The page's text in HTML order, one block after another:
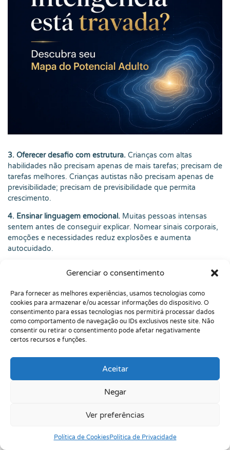
Gerenciar o consentimento
Para fornecer as melhores experiências, usamos tecnologias como
cookies para armazenar e/ou acessar informações do dispositivo. O
consentimento para essas tecnologias nos permitirá processar dados
como comportamento de navegação ou IDs exclusivos neste site. Não
consentir ou retirar o consentimento pode afetar negativamente
certos recursos e funções.
Aceitar
Negar
Ver preferências
Política de CookiesPolítica de Privacidade
3. Oferecer desafio com estrutura. Crianças com altas
habilidades não precisam apenas de mais tarefas; precisam de
tarefas melhores. Crianças autistas não precisam apenas de
previsibilidade; precisam de previsibilidade que permita
crescimento.
4. Ensinar linguagem emocional. Muitas pessoas intensas
sentem antes de conseguir explicar. Nomear sinais corporais,
emoções e necessidades reduz explosões e aumenta
autocuidado.
confortáveis, ajustes alimentares orientados e ambientes
menos caóticos podem ser necessários. Isso não impede
trabalhar tolerância gradualmente quando fizer sentido.
6. Evitar comparações.
“Seu irmão consegue”, “na sua idade
eu fazia”, “você é inteligente demais para isso” são frases que
costumam piorar vergonha. Melhor trocar por perguntas
“como podemos dividir isso?”.
Na prática clínica, o que mais vi funcionar foi a combinação
entre compreensão e responsabilidade possível. A pessoa não
precisa ser esmagada por expectativas que ignoram seu
funcionamento. Tem meio-termo, e ele costuma ser bem mais